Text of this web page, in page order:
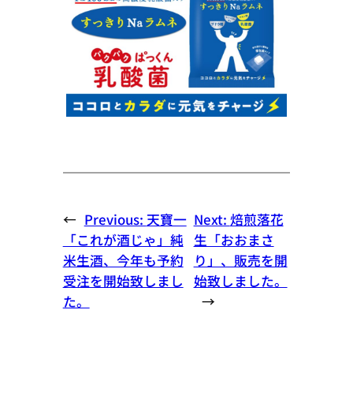
← Previous: 天寶一
「これが酒じゃ」純
米生酒、今年も予約
受注を開始致しまし
た。
Next: 焙煎落花
生「おおまさ
り」、販売を開
始致しました。
→